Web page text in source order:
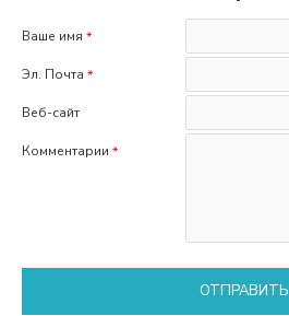
Ваше имя
Эл. Почта
Веб-сайт
Комментарии
ОТПРАВИТЬ